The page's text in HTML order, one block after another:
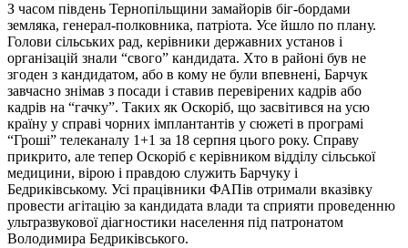
З часом південь Тернопільщини замайорів біг-бордами
земляка, генерал-полковника, патріота. Усе йшло по плану.
Голови сільських рад, керівники державних установ і
організацій знали “свого” кандидата. Хто в районі був не
згоден з кандидатом, або в кому не були впевнені, Барчук
завчасно знімав з посади і ставив перевірених кадрів або
кадрів на “гачку”. Таких як Оскоріб, що засвітився на усю
країну у справі чорних імплантантів у сюжеті в програмі
“Гроші” телеканалу 1+1 за 18 серпня цього року. Справу
прикрито, але тепер Оскоріб є керівником відділу сільської
медицини, вірою і правдою служить Барчуку і
Бедриківському. Усі працівники ФАПів отримали вказівку
провести агітацію за кандидата влади та сприяти проведенню
ультразвукової діагностики населення під патронатом
Володимира Бедриківського.